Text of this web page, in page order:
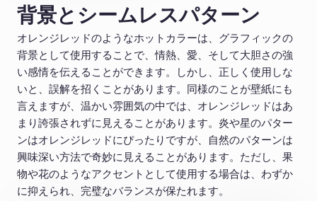
背景とシームレスパターン
オレンジレッドのようなホットカラーは、グラフィックの
背景として使用することで、情熱、愛、そして大胆さの強
い感情を伝えることができます。しかし、正しく使用しな
いと、誤解を招くことがあります。同様のことが壁紙にも
言えますが、温かい雰囲気の中では、オレンジレッドはあ
まり誇張されずに見えることがあります。炎や星のパター
ンはオレンジレッドにぴったりですが、自然のパターンは
興味深い方法で奇妙に見えることがあります。ただし、果
物や花のようなアクセントとして使用する場合は、わずか
に抑えられ、完璧なバランスが保たれます。